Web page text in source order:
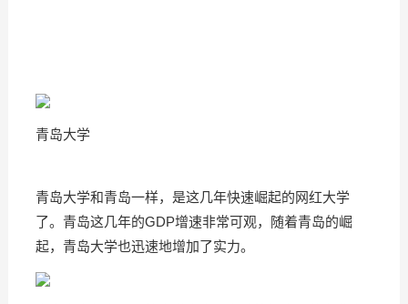
青岛大学
青岛大学和青岛一样，是这几年快速崛起的网红大学
了。青岛这几年的GDP增速非常可观，随着青岛的崛
起，青岛大学也迅速地增加了实力。